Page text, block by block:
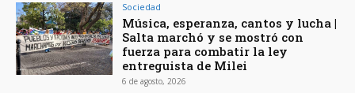
Sociedad
Música, esperanza, cantos y lucha |
Salta marchó y se mostró con
fuerza para combatir la ley
entreguista de Milei
6 de agosto, 2026